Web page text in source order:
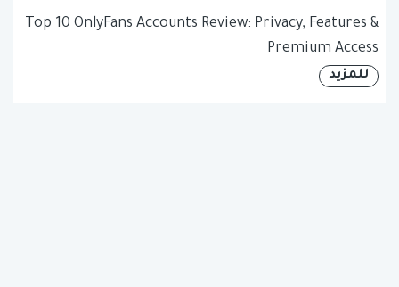
Top 10 OnlyFans Accounts Review: Privacy, Features &
Premium Access
للمزيد